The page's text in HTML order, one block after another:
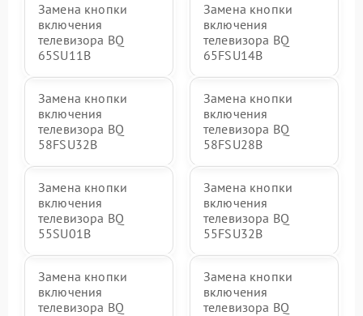
Замена кнопки
включения
телевизора BQ
65SU11B
Замена кнопки
включения
телевизора BQ
65FSU14B
Замена кнопки
включения
телевизора BQ
58FSU32B
Замена кнопки
включения
телевизора BQ
58FSU28B
Замена кнопки
включения
телевизора BQ
55SU01B
Замена кнопки
включения
телевизора BQ
55FSU32B
Замена кнопки
включения
телевизора BQ
Замена кнопки
включения
телевизора BQ